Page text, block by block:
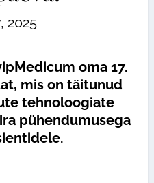
2025
oma 17.
mis on täitunud
tehnoloogiate
pühendumusega